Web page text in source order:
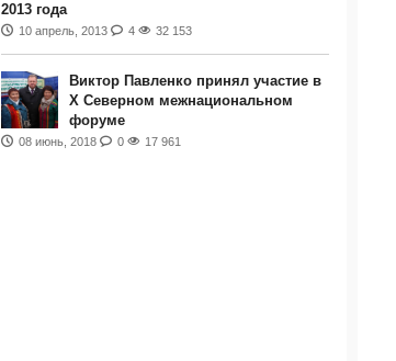
2013 года
10 апрель, 2013 4 32 153
Виктор Павленко принял участие в
Х Северном межнациональном
форуме
08 июнь, 2018 0 17 961